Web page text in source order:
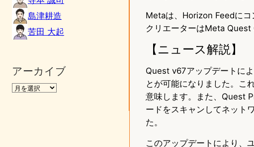
島津耕造
苦田 大起
アーカイブ
Metaは、Horizon Feedにコ
クリエーターはMeta Quest
【ニュース解説】
Quest v67アップデートに
とが可能になりました。こ
意味します。また、Quest
ードをスキャンしてネット
た。
このアップデートにより、